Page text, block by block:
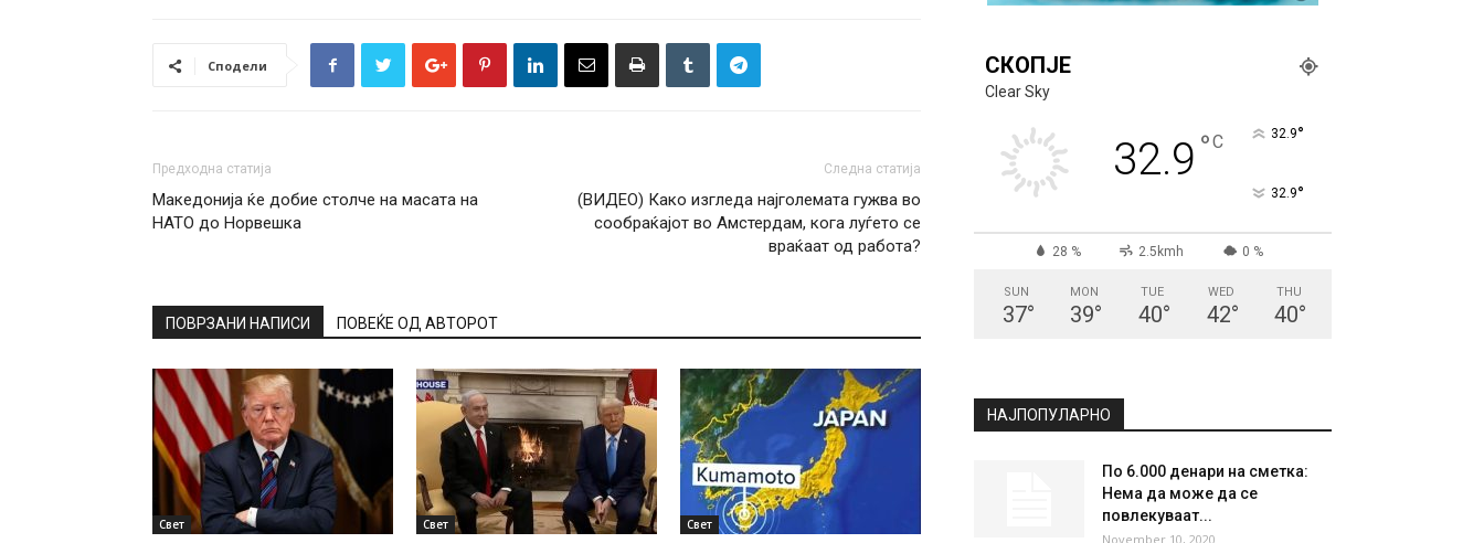
Сподели
Предходна статија
Македонија ќе добие столче на масата на
НАТО до Норвешка
Следна статија
(ВИДЕО) Како изгледа најголемата гужва во
сообраќајот во Амстердам, кога луѓето се
враќаат од работа?
ПОВРЗАНИ НАПИСИ ПОВЕЌЕ ОД АВТОРОТ
Свет Свет Свет
СКОПЈЕ
32.9
2.5kmh